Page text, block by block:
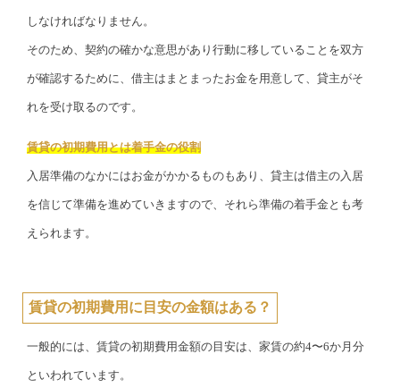
しなければなりません。
そのため、契約の確かな意思があり行動に移していることを双方
が確認するために、借主はまとまったお金を用意して、貸主がそ
れを受け取るのです。
賃貸の初期費用とは着手金の役割
入居準備のなかにはお金がかかるものもあり、貸主は借主の入居
を信じて準備を進めていきますので、それら準備の着手金とも考
えられます。
賃貸の初期費用に目安の金額はある？
一般的には、賃貸の初期費用金額の目安は、家賃の約4〜6か月分
といわれています。